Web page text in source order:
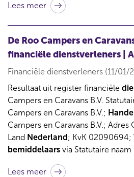
Lees meer
De Roo Campers en
financiële dienstverleners |
Financiële dienstverleners (11/01/
Resultaat uit register financiële
Campers en Caravans B.V.
Campers en Caravans B.V.;
Campers en Caravans B.V.; Adres
Land Nederland; KvK 02090694;
bemiddelaars via Statutaire naam
Lees meer